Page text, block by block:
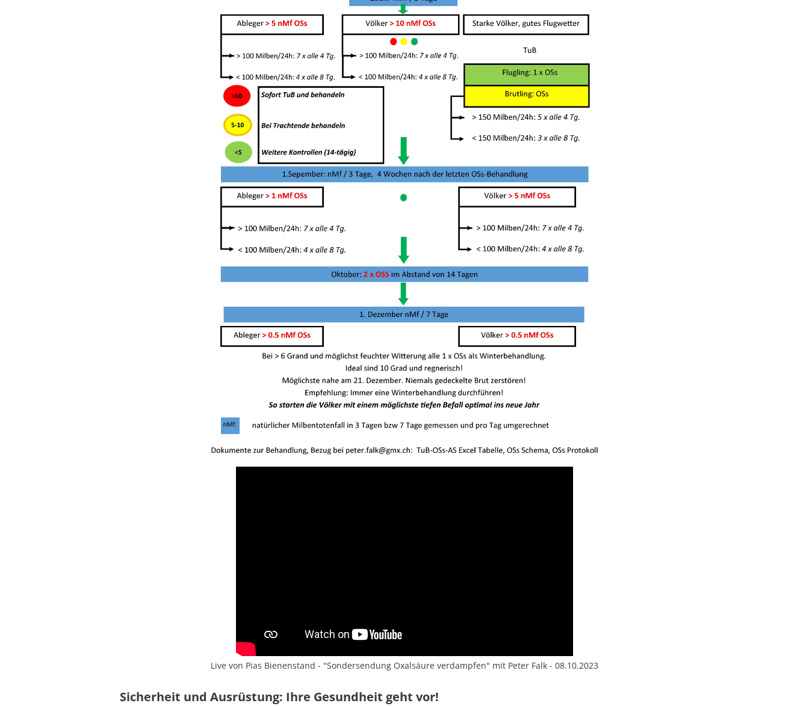
Live von Pias Bienenstand - "Sondersendung Oxalsäure verdampfen" mit Peter Falk - 08.10.2023
Sicherheit und Ausrüstung: Ihre Gesundheit geht vor!